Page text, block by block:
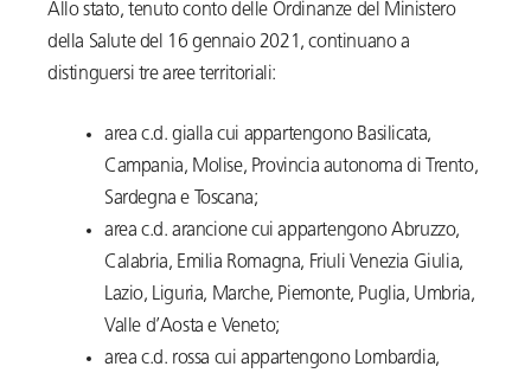
Allo stato, tenuto conto delle Ordinanze del Ministero
della Salute del 16 gennaio 2021, continuano a
distinguersi tre aree territoriali:
area c.d. gialla cui appartengono Basilicata,
Campania, Molise, Provincia autonoma di Trento,
Sardegna e Toscana;
area c.d. arancione cui appartengono Abruzzo,
Calabria, Emilia Romagna, Friuli Venezia Giulia,
Lazio, Liguria, Marche, Piemonte, Puglia, Umbria,
Valle d’Aosta e Veneto;
area c.d. rossa cui appartengono Lombardia,